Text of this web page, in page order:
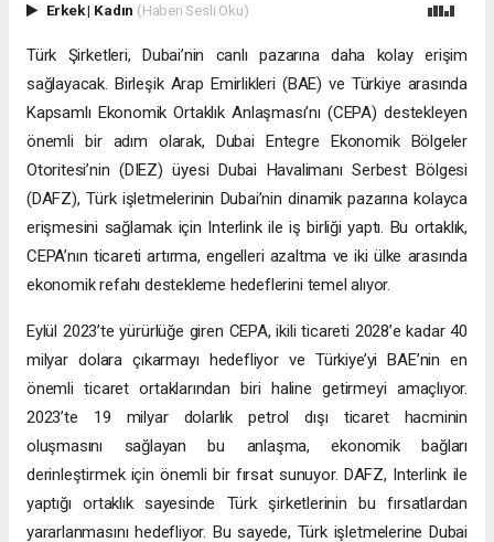
Erkek| Kadın (Haberi Sesli Oku)
Türk Şirketleri, Dubai’nin canlı pazarına daha kolay erişim
sağlayacak. Birleşik Arap Emirlikleri (BAE) ve Türkiye arasında
Kapsamlı Ekonomik Ortaklık Anlaşması’nı (CEPA) destekleyen
önemli bir adım olarak, Dubai Entegre Ekonomik Bölgeler
Otoritesi’nin (DIEZ) üyesi Dubai Havalimanı Serbest Bölgesi
(DAFZ), Türk işletmelerinin Dubai’nin dinamik pazarına kolayca
erişmesini sağlamak için Interlink ile iş birliği yaptı. Bu ortaklık,
CEPA’nın ticareti artırma, engelleri azaltma ve iki ülke arasında
ekonomik refahı destekleme hedeflerini temel alıyor.
Eylül 2023’te yürürlüğe giren CEPA, ikili ticareti 2028’e kadar 40
milyar dolara çıkarmayı hedefliyor ve Türkiye’yi BAE’nin en
önemli ticaret ortaklarından biri haline getirmeyi amaçlıyor.
2023’te 19 milyar dolarlık petrol dışı ticaret hacminin
oluşmasını sağlayan bu anlaşma, ekonomik bağları
derinleştirmek için önemli bir fırsat sunuyor. DAFZ, Interlink ile
yaptığı ortaklık sayesinde Türk şirketlerinin bu fırsatlardan
yararlanmasını hedefliyor. Bu sayede, Türk işletmelerine Dubai